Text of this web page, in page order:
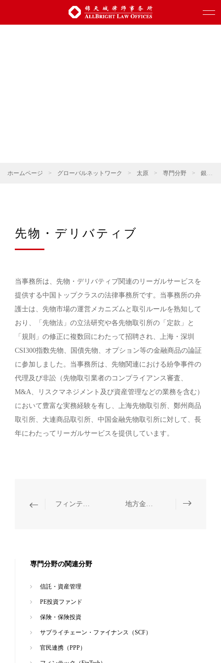
ホームページ > グローバルネットワーク > 太原 > 専門分野 > 銀行・ファイナンス
先物・デリバティブ
当事務所は、先物・デリバティブ関連のリーガルサービスを
提供する中国トップクラスの法律事務所です。当事務所の弁
護士は、先物市場の運営メカニズムと取引ルールを熟知して
おり、「先物法」の立法研究や各先物取引所の「定款」と
「規則」の修正に複数回にわたって招聘され、上海・深圳
CSI300指数先物、国債先物、オプション等の金融商品の論証
に参加しました。当事務所は、先物関連における紛争事件の
代理及び非訟（先物取引業者のコンプライアンス審査、
M&A、リスクマネジメント及び資産管理などの業務を含む）
において豊富な実務経験を有し、上海先物取引所、鄭州商品
取引所、大連商品取引所、中国金融先物取引所に対して、長
年にわたってリーガルサービスを提供しています。
フィンテック（FinTech） 地方金融と民間金融
専門分野の関連分野
信託・資産管理
PE投資ファンド
保険・保険投資
サプライチェーン・ファイナンス（SCF）
官民連携（PPP）